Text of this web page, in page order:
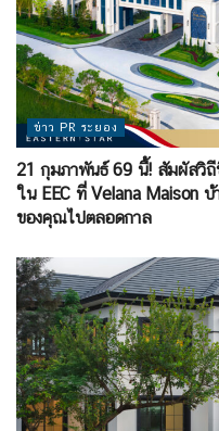
ข่าว PR ระยอง
21 กุมภาพันธ์ 69 นี้! สัมผัสวิถี
ใน EEC ที่ Velana Maison
ของคุณไปตลอดกาล